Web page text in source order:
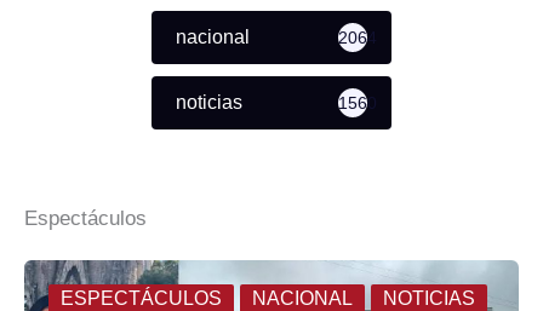
nacional 2064
noticias 1560
Espectáculos
ESPECTÁCULOS NACIONAL
NOTICIAS